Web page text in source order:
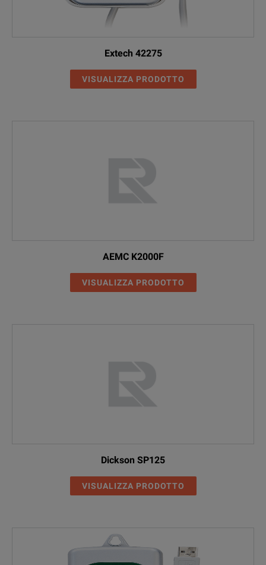
Extech 42275
VISUALIZZA PRODOTTO
AEMC K2000F
VISUALIZZA PRODOTTO
Dickson SP125
VISUALIZZA PRODOTTO